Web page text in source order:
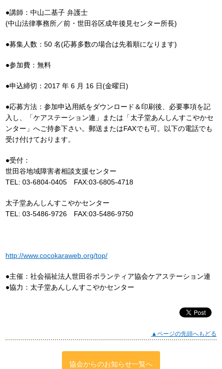
●講師：中山二基子 弁護士
(中山法律事務所／前・世田谷区成年後見センター所長)
●募集人数：50 名(応募多数の場合は先着順になります)
●参加費：無料
●申込締切：2017 年 6 月 16 日(金曜日)
●応募方法：参加申込用紙をダウンロード＆印刷後、必要事項を記
入し、「ケアステーション連」または「太子堂あんしんすこやかセ
ンター」へご持参下さい。郵送またはFAXでも可。以下の電話でも
受け付けております。
●受付：
世田谷地域障害者相談支援センター
TEL: 03-6804-0405 FAX:03-6805-4718
太子堂あんしんすこやかセンター
TEL: 03-5486-9726 FAX:03-5486-9750
http://www.cocokaraweb.org/top/
●主催：社会福祉法人世田谷ボランティア協会ケアステーション連
●協力：太子堂あんしんすこやかセンター
▲ページの先頭へもどる
協会からのお知らせ一覧へ